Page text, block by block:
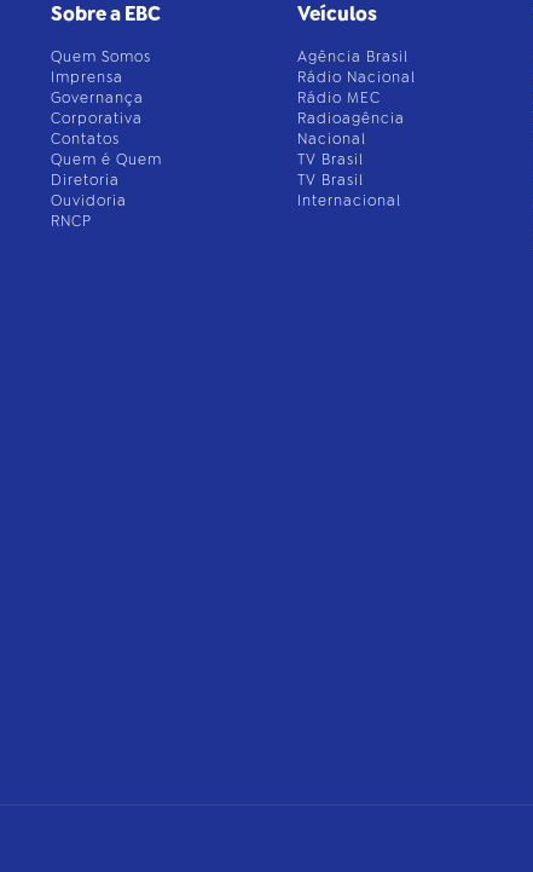
Sobre a EBC
Quem Somos
Imprensa
Governança
Corporativa
Contatos
Quem é Quem
Diretoria
Ouvidoria
RNCP
Veículos
Agência Brasil
Rádio Nacional
Rádio MEC
Radioagência
Nacional
TV Brasil
TV Brasil
Internacional